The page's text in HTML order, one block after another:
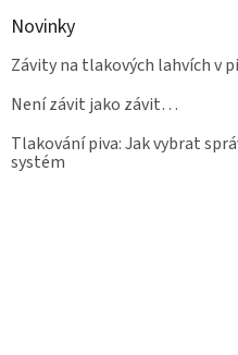
Novinky
Závity na tlakových lahvích v
Není závit jako závit…
Tlakování piva: Jak vybrat
systém